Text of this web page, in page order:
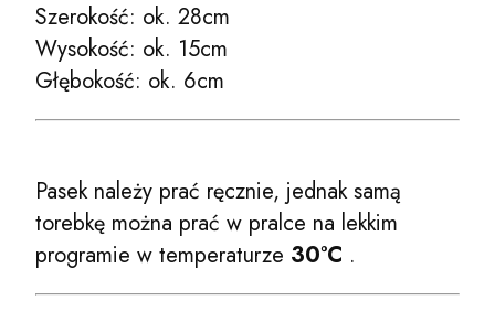
Szerokość: ok. 28cm
Wysokość: ok. 15cm
Głębokość: ok. 6cm
Pasek należy prać ręcznie, jednak samą
torebkę można prać w pralce na lekkim
programie w temperaturze 30°C .